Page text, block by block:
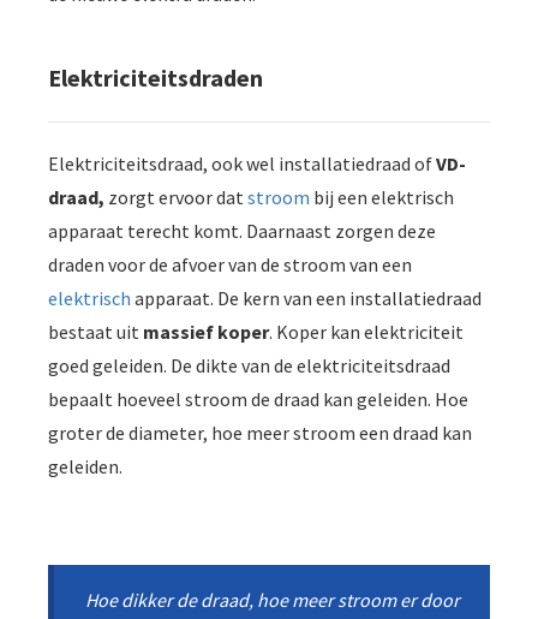
Elektriciteitsdraden
Elektriciteitsdraad, ook wel installatiedraad ofVD-
draad, zorgt ervoor dat stroom bij een elektrisch
apparaat terecht komt. Daarnaast zorgen deze
draden voor de afvoer van de stroom van een
elektrisch apparaat. De kern van een installatiedraad
bestaat uit massief koper. Koper kan elektriciteit
goed geleiden. De dikte van de elektriciteitsdraad
bepaalt hoeveel stroom de draad kan geleiden. Hoe
groter de diameter, hoe meer stroom een draad kan
geleiden.
Hoe dikker de draad, hoe meer stroom er door